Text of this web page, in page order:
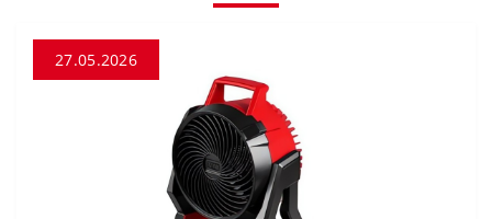
27.05.2026